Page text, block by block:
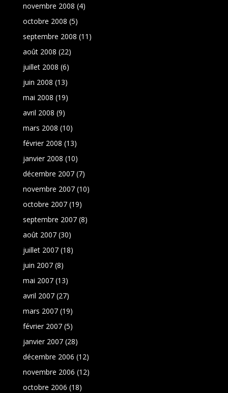
novembre 2008 (4)
octobre 2008 (5)
septembre 2008 (11)
août 2008 (22)
juillet 2008 (6)
juin 2008 (13)
mai 2008 (19)
avril 2008 (9)
mars 2008 (10)
février 2008 (13)
janvier 2008 (10)
décembre 2007(7)
novembre 2007(10)
octobre 2007(19)
septembre 2007(8)
août 2007(30)
juillet 2007(18)
juin 2007(8)
mai 2007(13)
avril 2007(27)
mars 2007(19)
février 2007(5)
janvier 2007(28)
décembre 2006 (12)
novembre 2006 (12)
octobre 2006 (18)